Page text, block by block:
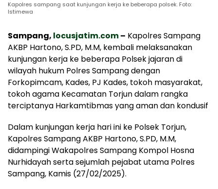
Kapolres sampang saat kunjungan kerja ke beberapa polsek. Foto:
Istimewa
Sampang, locusjatim.com– Kapolres Sampang
AKBP Hartono, S.PD, M.M, kembali melaksanakan
kunjungan kerja ke beberapa Polsek jajaran di
wilayah hukum Polres Sampang dengan
Forkopimcam, Kades, PJ Kades, tokoh masyarakat,
tokoh agama Kecamatan Torjun dalam rangka
terciptanya Harkamtibmas yang aman dan kondusif
Dalam kunjungan kerja hari ini ke Polsek Torjun,
Kapolres Sampang AKBP Hartono, S.PD, M.M,
didampingi Wakapolres Sampang Kompol Hosna
Nurhidayah serta sejumlah pejabat utama Polres
Sampang, Kamis (27/02/2025).